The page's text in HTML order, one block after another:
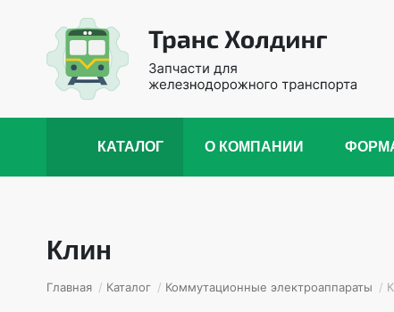
КАТАЛОГ О КОМПАНИИ
Клин
Главная / Каталог / Коммутационные электроаппараты /